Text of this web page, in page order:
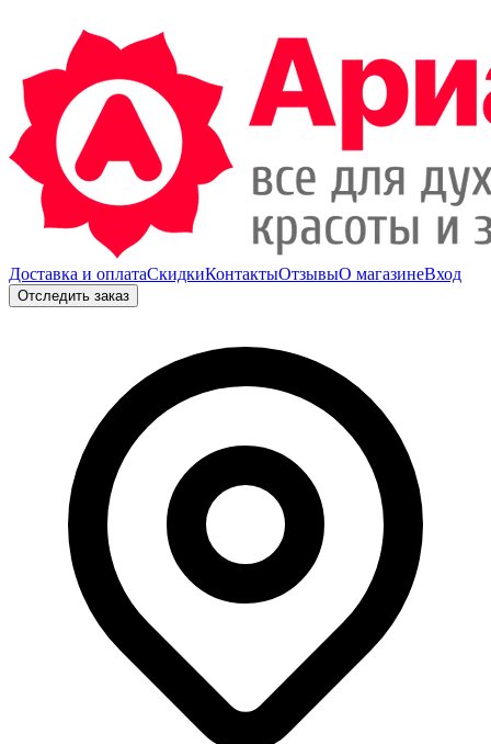
Доставка и оплатаСкидкиКонтактыОтзывыО магазинеВход
Отследить заказ